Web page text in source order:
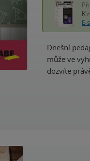
K
Dnešní
může ve
dozvíte